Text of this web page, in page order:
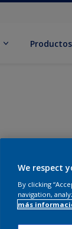
Productos
We respect
By clicking
navigation,
más